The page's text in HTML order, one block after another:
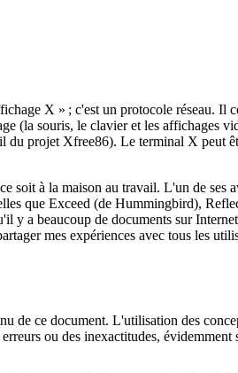
X » ; c'est un protocole réseau.
(la souris, le clavier et les affichages
du projet Xfree86). Le terminal X
à la maison au travail. L'un de ses
que Exceed (de Hummingbird),
y a beaucoup de documents sur
mes expériences avec tous les
de ce document. L'utilisation des
ou des inexactitudes,